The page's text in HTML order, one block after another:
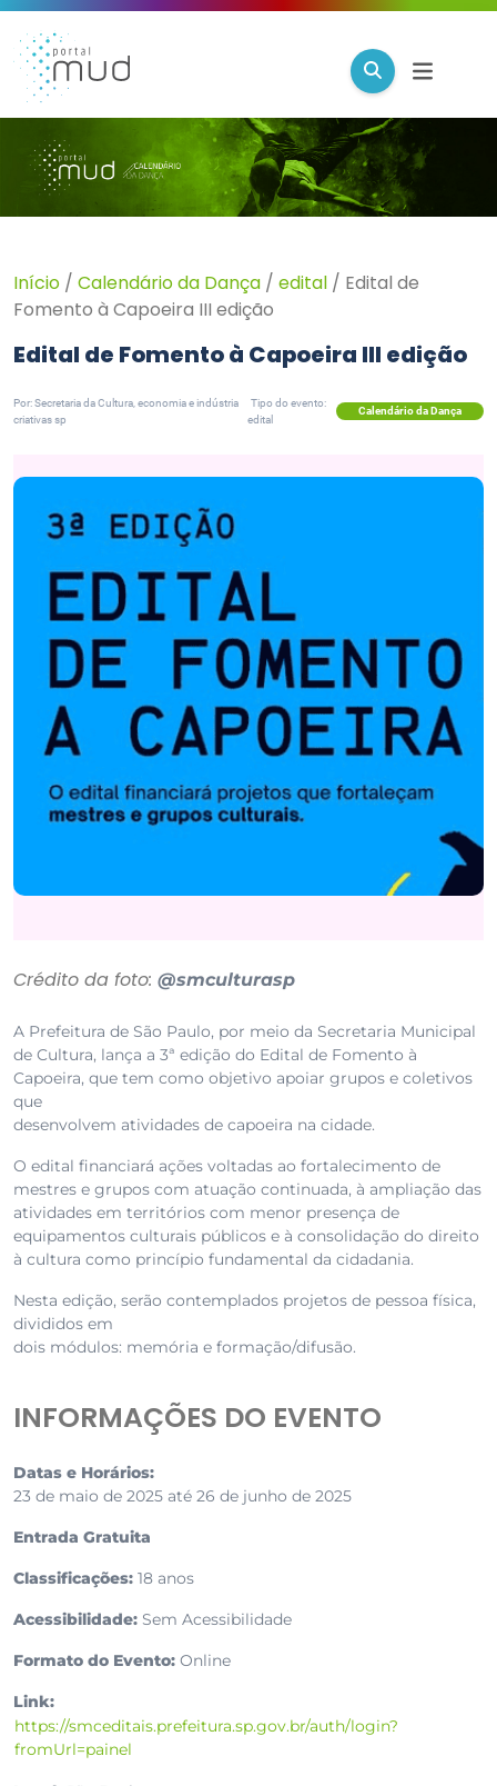
Início / Calendário da Dança / edital / Edital de
Fomento à Capoeira III edição
Edital de Fomento à Capoeira III edição
Por: Secretaria da Cultura, economia e indústria
criativas sp
Tipo do evento:
edital
Calendário da Dança
Crédito da foto: @smculturasp
A Prefeitura de São Paulo, por meio da Secretaria Municipal
de Cultura, lança a 3ª edição do Edital de Fomento à
Capoeira, que tem como objetivo apoiar grupos e coletivos
que
desenvolvem atividades de capoeira na cidade.
O edital financiará ações voltadas ao fortalecimento de
mestres e grupos com atuação continuada, à ampliação das
atividades em territórios com menor presença de
equipamentos culturais públicos e à consolidação do direito
à cultura como princípio fundamental da cidadania.
Nesta edição, serão contemplados projetos de pessoa física,
divididos em
dois módulos: memória e formação/difusão.
INFORMAÇÕES DO EVENTO
Datas e Horários:
23 de maio de 2025 até 26 de junho de 2025
Entrada Gratuita
Classificações: 18 anos
Acessibilidade: Sem Acessibilidade
Formato do Evento: Online
Link:
https://smceditais.prefeitura.sp.gov.br/auth/login?
fromUrl=painel